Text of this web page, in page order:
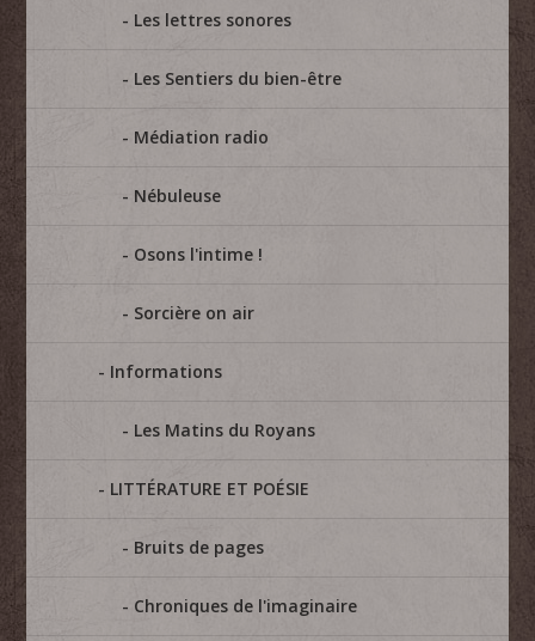
Les lettres sonores
Les Sentiers du bien-être
Médiation radio
Nébuleuse
Osons l'intime !
Sorcière on air
Informations
Les Matins du Royans
LITTÉRATURE ET POÉSIE
Bruits de pages
Chroniques de l'imaginaire